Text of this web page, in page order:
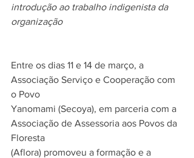
introdução ao trabalho indigenista da
organização
Entre os dias 11 e 14 de março, a
Associação Serviço e Cooperação com
o Povo
Yanomami (Secoya), em parceria com a
Associação de Assessoria aos Povos da
Floresta
(Aflora) promoveu a formação e a